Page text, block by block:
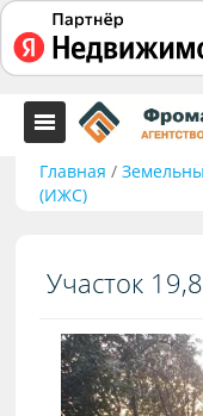
Главная /
(ИЖС)
Участок